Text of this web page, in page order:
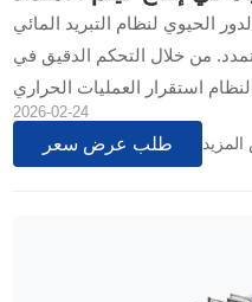
الحيوي لنظام التبريد المائي
من خلال التحكم الدقيق في
2026-02-24
طلب عرض سعر